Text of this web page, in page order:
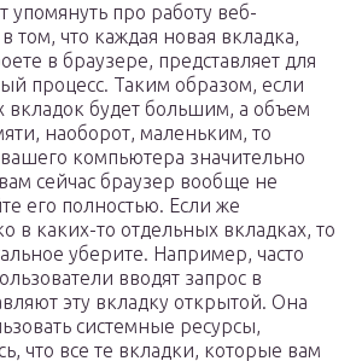
упомянуть про работу веб-
том, что каждая новая вкладка,
в браузере, представляет для
процесс. Таким образом, если
вкладок будет большим, а объем
наоборот, маленьким, то
компьютера значительно
сейчас браузер вообще не
его полностью. Если же
в каких-то отдельных вкладках, то
уберите. Например, часто
вводят запрос в
эту вкладку открытой. Она
системные ресурсы,
что все те вкладки, которые вам